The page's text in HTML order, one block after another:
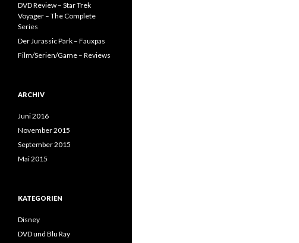
DVD Review – Star Trek
Voyager – The Complete
Series
Der Jurassic Park – Fauxpas
Film/Serien/Game – Reviews
ARCHIV
Juni 2016
November 2015
September 2015
Mai 2015
KATEGORIEN
Disney
DVD und Blu Ray